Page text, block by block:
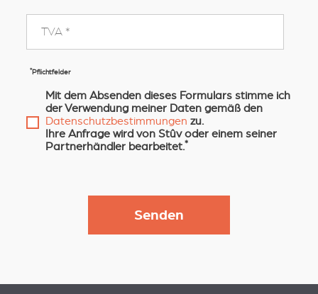
*Pflichtfelder
Mit dem Absenden dieses Formulars stimme ich
der Verwendung meiner Daten gemäß den
Datenschutzbestimmungen zu.
Ihre Anfrage wird von Stûv oder einem seiner
Partnerhändler bearbeitet.*